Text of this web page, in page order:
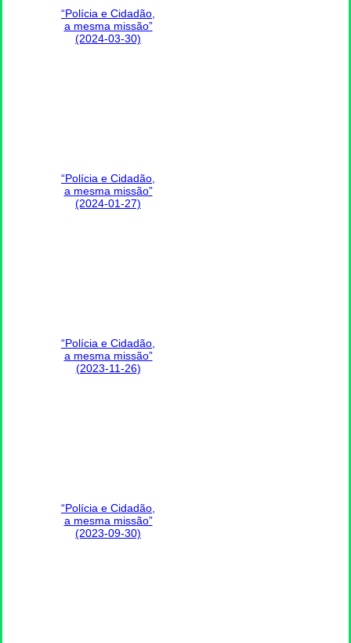
“Polícia e Cidadão,
a mesma missão”
(2024-03-30)
“Polícia e Cidadão,
a mesma missão”
(2024-01-27)
“Polícia e Cidadão,
a mesma missão”
(2023-11-26)
“Polícia e Cidadão,
a mesma missão”
(2023-09-30)